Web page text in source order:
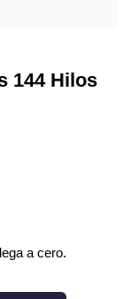
144 Hilos
a cero.